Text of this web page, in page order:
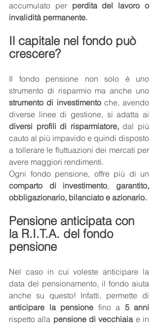
accumulato per perdita del lavoro o
invalidità permanente.
Il capitale nel fondo può
crescere?
Il fondo pensione non solo è uno
strumento di investimento che, avendo
diversi profili di risparmiatore, dal più
cauto al più impavido e quindi disposto
a tollerare le fluttuazioni dei mercati per
avere maggiori rendimenti.
comparto di investimento, garantito,
obbligazionario, bilanciato e azionario.
Pensione anticipata con
la R.I.T.A. del fondo
pensione
Nel caso in cui voleste anticipare la
data del pensionamento, il fondo aiuta
anticipare la pensione fino a 5 anni
rispetto alla pensione di vecchiaia e in